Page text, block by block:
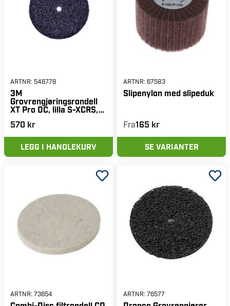
ARTNR: 546778
3M
Grovrengjøringsrondell
XT Pro DC, lilla S-XCRS,
570 kr
LEGG I HANDLEKURV
ARTNR: 67583
Slipenylon med slipeduk
Fra165 kr
SE VARIANTER
ARTNR: 73654 ARTNR: 76577